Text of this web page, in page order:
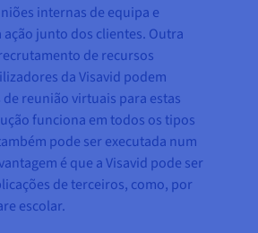
internas de equipa e
junto dos clientes. Outra
de recursos
da Visavid podem
reunião virtuais para estas
funciona em todos os tipos
pode ser executada num
é que a Visavid pode ser
de terceiros, como, por
escolar.